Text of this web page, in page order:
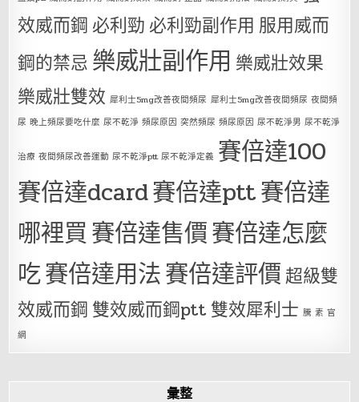
效威而鋼 必利勁 必利勁副作用 服用威而
鋼的禁忌 樂威壯副作用 樂威壯效果
樂威壯雙效 犀利士5mg改善夜間頻尿 犀利士5mg改善夜間頻尿 夜間頻
尿 晚上頻尿要吃什麼 尿不乾淨 頻尿原因 突然頻尿 頻尿原因 尿不乾淨男 尿不乾淨
治療 夜間頻尿改善運動 尿不乾淨ptt 尿不乾淨定義 賽倍達100
賽倍達dcard賽倍達ptt賽倍達
哪裡買賽倍達售價賽倍達怎麼
吃賽倍達用法賽倍達評價超級雙
效威而鋼 雙效威而鋼ptt 雙效犀利士 騰 素 官
網
彙整